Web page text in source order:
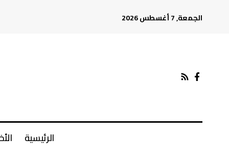
الجمعة, 7 أغسطس 2026
الرئيسية